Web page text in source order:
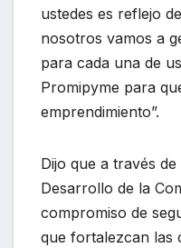
ustedes es reflejo
nosotros vamos a
para cada una de
Promipyme para
emprendimiento”.
Dijo que a través
Desarrollo de la
compromiso de
que fortalezcan las